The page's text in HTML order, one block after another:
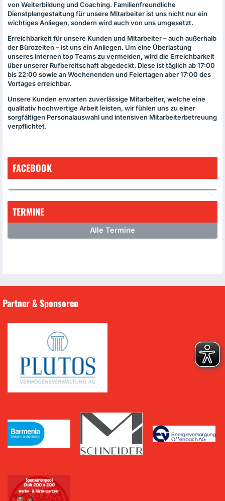
von Weiterbildung und Coaching. Familienfreundliche
Dienstplangestaltung für unsere Mitarbeiter ist uns nicht nur ein
wichtiges Anliegen, sondern wird auch von uns umgesetzt.
Erreichbarkeit für unsere Kunden und Mitarbeiter – auch außerhalb
der Bürozeiten – ist uns ein Anliegen. Um eine Überlastung
unseres internen top Teams zu vermeiden, wird die Erreichbarkeit
über unserer Rufbereitschaft abgedeckt. Diese ist täglich ab 17:00
bis 22:00 sowie an Wochenenden und Feiertagen aber 17:00 des
Vortages erreichbar.
Unsere Kunden erwarten zuverlässige Mitarbeiter, welche eine
qualitativ hochwertige Arbeit leisten, wir fühlen uns zu einer
sorgfältigen Personalauswahl und intensiven Mitarbeiterbetreuung
verpflichtet.
FACEBOOK
TERMINE
Alle Termine
Partner & Sponsoren